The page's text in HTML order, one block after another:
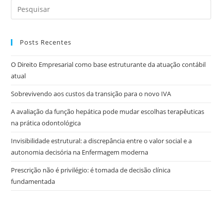
Posts Recentes
O Direito Empresarial como base estruturante da atuação contábil
atual
Sobrevivendo aos custos da transição para o novo IVA
A avaliação da função hepática pode mudar escolhas terapêuticas
na prática odontológica
Invisibilidade estrutural: a discrepância entre o valor social e a
autonomia decisória na Enfermagem moderna
Prescrição não é privilégio: é tomada de decisão clínica
fundamentada